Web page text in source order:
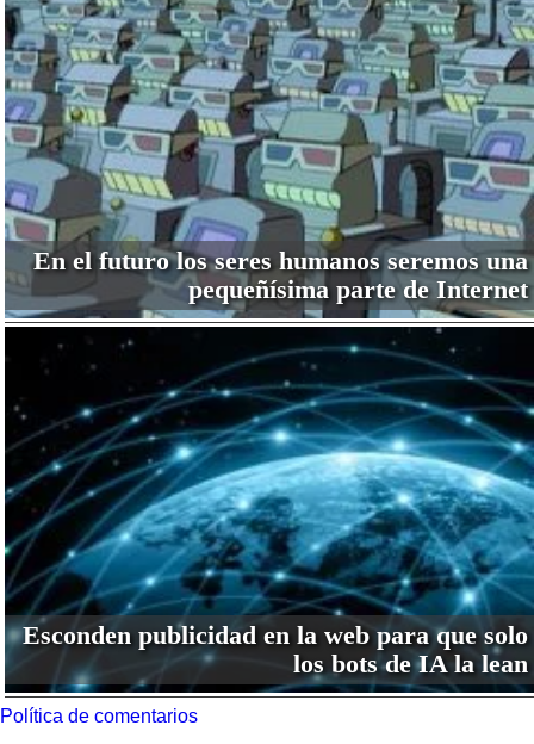
En el futuro los seres humanos seremos una
pequeñísima parte de Internet
Esconden publicidad en la web para que solo
los bots de IA la lean
Política de comentarios